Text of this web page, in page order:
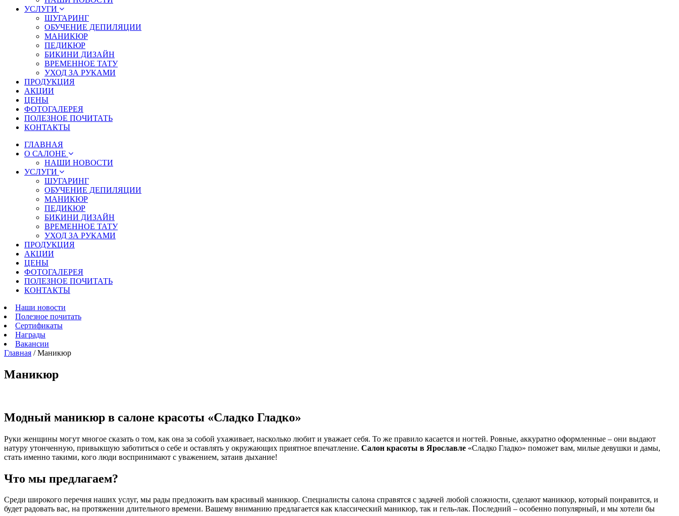
УСЛУГИ
ШУГАРИНГ
ОБУЧЕНИЕ ДЕПИЛЯЦИИ
МАНИКЮР
ПЕДИКЮР
БИКИНИ ДИЗАЙН
ВРЕМЕННОЕ ТАТУ
УХОД ЗА РУКАМИ
ПРОДУКЦИЯ
АКЦИИ
ЦЕНЫ
ФОТОГАЛЕРЕЯ
ПОЛЕЗНОЕ ПОЧИТАТЬ
КОНТАКТЫ
ГЛАВНАЯ
О САЛОНЕ
НАШИ НОВОСТИ
УСЛУГИ
ШУГАРИНГ
ОБУЧЕНИЕ ДЕПИЛЯЦИИ
МАНИКЮР
ПЕДИКЮР
БИКИНИ ДИЗАЙН
ВРЕМЕННОЕ ТАТУ
УХОД ЗА РУКАМИ
ПРОДУКЦИЯ
АКЦИИ
ЦЕНЫ
ФОТОГАЛЕРЕЯ
ПОЛЕЗНОЕ ПОЧИТАТЬ
КОНТАКТЫ
Наши новости
Полезное почитать
Сертификаты
Награды
Вакансии
Главная /Маникюр
Маникюр
Модный маникюр в салоне красоты «Сладко Гладко»
Руки женщины могут многое сказать о том, как она за собой ухаживает, насколько любит и уважает себя. То же правило касается и ногтей. Ровные, аккуратно оформленные – они выдают
натуру утонченную, привыкшую заботиться о себе и оставлять у окружающих приятное впечатление. Салон красоты в Ярославле «Сладко Гладко» поможет вам, милые девушки и дамы,
стать именно такими, кого люди воспринимают с уважением, затаив дыхание!
Что мы предлагаем?
Среди широкого перечня наших услуг, мы рады предложить вам красивый маникюр. Специалисты салона справятся с задачей любой сложности, сделают маникюр, который понравится, и
будет радовать вас, на протяжении длительного времени. Вашему вниманию предлагается как классический маникюр, так и гель-лак. Последний – особенно популярный, и мы хотели бы